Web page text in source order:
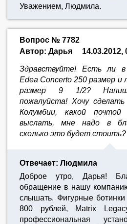
Уважением, Людмила.
Вопрос № 7782
Автор: Дарья
14.03.2012,
Здравствуйте! Есть ли
Edea Concerto 250 размер и
размер 9 1/2?
пожалуйста! Хочу
Колумбии, какой
выслать, мне надо в
сколько это будет стоить?
Отвечает: Людмила
Доброе утро, Дарья!
обращение в нашу
слышать. Фигурные
800 рублей, Matrix
профессиональная